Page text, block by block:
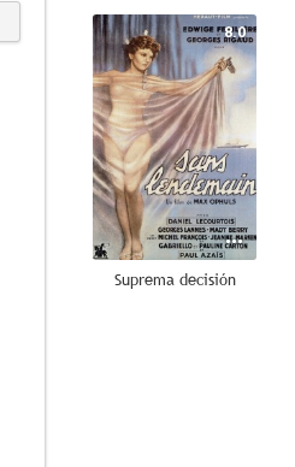
8.0
Suprema decisión